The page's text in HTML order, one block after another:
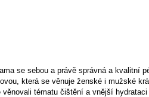
se sebou a právě správná a kvalitní
která se věnuje ženské i mužské
tématu čištění a vnější hydrataci